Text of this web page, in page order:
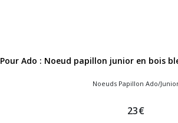
Pour Ado : Noeud papillon junior en bois
Noeuds Papillon Ado/
23€